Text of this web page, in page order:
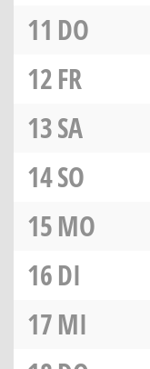
11 DO
12FR
13SA
14SO
15MO
16DI
17MI